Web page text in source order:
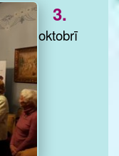
3.
oktobrī